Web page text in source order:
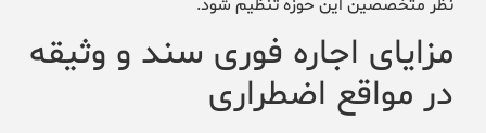
نظر متخصصین این حوزه تنظیم شود.
مزایای اجاره فوری سند و وثیقه
در مواقع اضطراری